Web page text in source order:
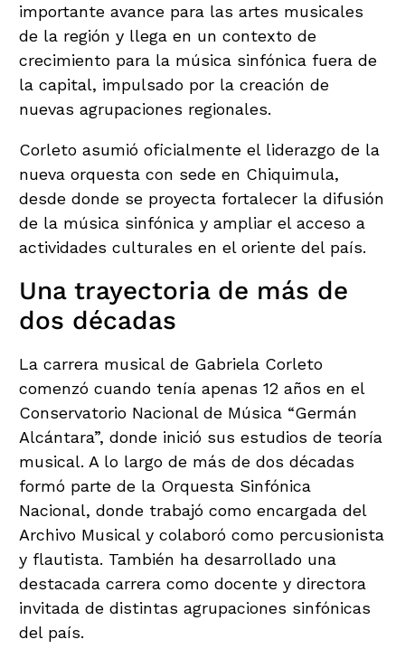
importante avance para las artes musicales
de la región y llega en un contexto de
crecimiento para la música sinfónica fuera de
la capital, impulsado por la creación de
nuevas agrupaciones regionales.
Corleto asumió oficialmente el liderazgo de la
nueva orquesta con sede en Chiquimula,
desde donde se proyecta fortalecer la difusión
de la música sinfónica y ampliar el acceso a
actividades culturales en el oriente del país.
Una trayectoria de más de
dos décadas
La carrera musical de Gabriela Corleto
comenzó cuando tenía apenas 12 años en el
Conservatorio Nacional de Música “Germán
Alcántara”, donde inició sus estudios de teoría
musical. A lo largo de más de dos décadas
formó parte de la Orquesta Sinfónica
Nacional, donde trabajó como encargada del
Archivo Musical y colaboró como percusionista
y flautista. También ha desarrollado una
destacada carrera como docente y directora
invitada de distintas agrupaciones sinfónicas
del país.